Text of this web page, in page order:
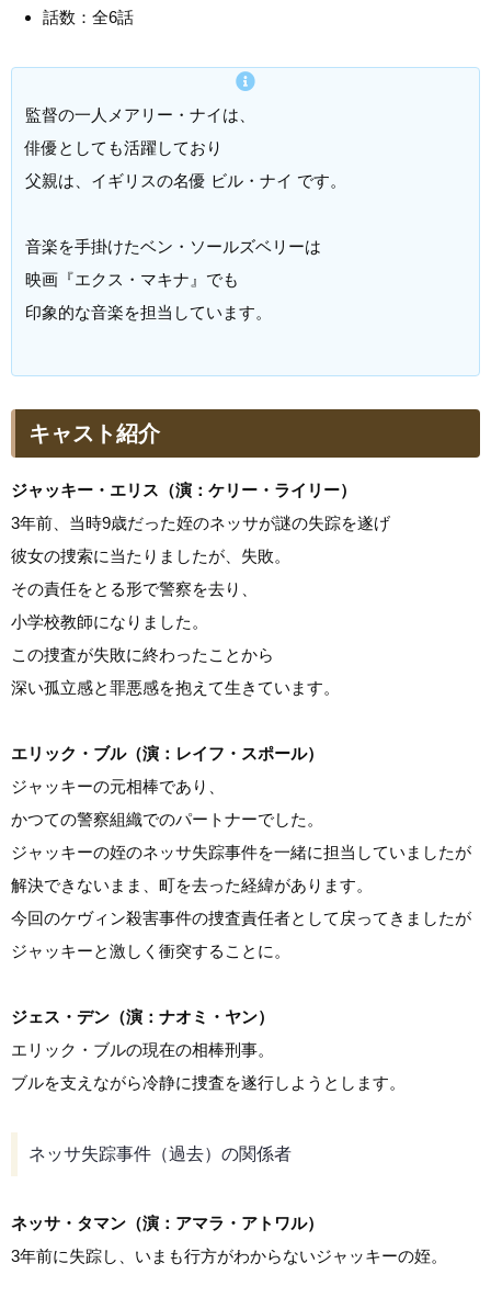
話数：全6話
監督の一人メアリー・ナイは、
俳優としても活躍しており
父親は、イギリスの名優 ビル・ナイ です。
音楽を手掛けたベン・ソールズベリーは
映画『エクス・マキナ』でも
印象的な音楽を担当しています。
キャスト紹介
ジャッキー・エリス（演：ケリー・ライリー）
3年前、当時9歳だった姪のネッサが謎の失踪を遂げ
彼女の捜索に当たりましたが、失敗。
その責任をとる形で警察を去り、
小学校教師になりました。
この捜査が失敗に終わったことから
深い孤立感と罪悪感を抱えて生きています。
エリック・ブル（演：レイフ・スポール）
ジャッキーの元相棒であり、
かつての警察組織でのパートナーでした。
ジャッキーの姪のネッサ失踪事件を一緒に担当していましたが
解決できないまま、町を去った経緯があります。
今回のケヴィン殺害事件の捜査責任者として戻ってきましたが
ジャッキーと激しく衝突することに。
ジェス・デン（演：ナオミ・ヤン）
エリック・ブルの現在の相棒刑事。
ブルを支えながら冷静に捜査を遂行しようとします。
ネッサ失踪事件（過去）の関係者
ネッサ・タマン（演：アマラ・アトワル）
3年前に失踪し、いまも行方がわからないジャッキーの姪。